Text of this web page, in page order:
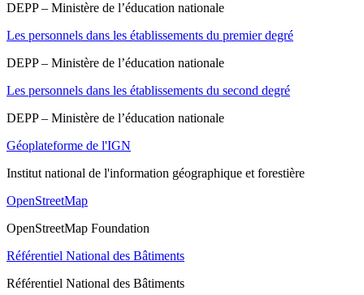
DEPP – Ministère de l’éducation nationale
Les personnels dans les établissements du premier degré
DEPP – Ministère de l’éducation nationale
Les personnels dans les établissements du second degré
DEPP – Ministère de l’éducation nationale
Géoplateforme de l'IGN
Institut national de l'information géographique et forestière
OpenStreetMap
OpenStreetMap Foundation
Référentiel National des Bâtiments
Référentiel National des Bâtiments